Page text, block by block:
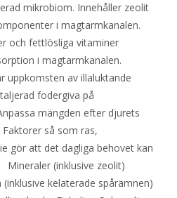
mikrobiom. Innehåller zeolit
i magtarmkanalen.
och fettlösliga vitaminer
i magtarmkanalen.
uppkomsten av illaluktande
fodergiva på
mängden efter djurets
så som ras,
gör att det dagliga behovet kan
(inklusive zeolit)
kelaterade spårämnen)